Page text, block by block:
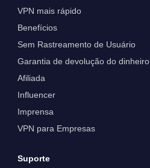
VPN mais rápido
Benefícios
Sem Rastreamento de Usuário
Garantia de devolução do dinheiro
Afiliada
Influencer
Imprensa
VPN para Empresas
Suporte